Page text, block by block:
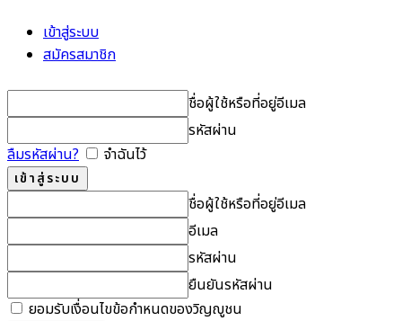
เข้าสู่ระบบ
สมัครสมาชิก
ชื่อผู้ใช้หรือที่อยู่อีเมล
รหัสผ่าน
ลืมรหัสผ่าน?
จำฉันไว้
ชื่อผู้ใช้หรือที่อยู่อีเมล
อีเมล
รหัสผ่าน
ยืนยันรหัสผ่าน
ยอมรับเงื่อนไขข้อกำหนดของวิญญูชน